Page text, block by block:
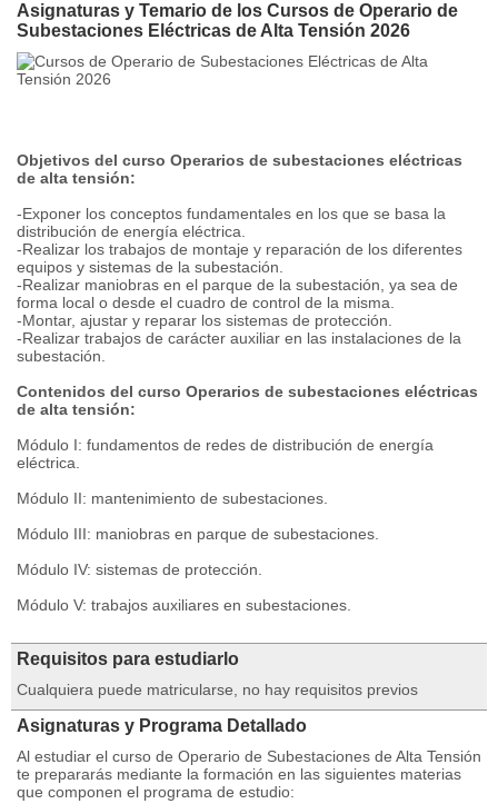
Asignaturas y Temario de los Cursos de Operario de
Subestaciones Eléctricas de Alta Tensión 2026
Objetivos del curso Operarios de subestaciones eléctricas
de alta tensión:
-Exponer los conceptos fundamentales en los que se basa la
distribución de energía eléctrica.
-Realizar los trabajos de montaje y reparación de los diferentes
equipos y sistemas de la subestación.
-Realizar maniobras en el parque de la subestación, ya sea de
forma local o desde el cuadro de control de la misma.
-Montar, ajustar y reparar los sistemas de protección.
-Realizar trabajos de carácter auxiliar en las instalaciones de la
subestación.
Contenidos del curso Operarios de subestaciones eléctricas
de alta tensión:
Módulo I: fundamentos de redes de distribución de energía
eléctrica.
Módulo II: mantenimiento de subestaciones.
Módulo III: maniobras en parque de subestaciones.
Módulo IV: sistemas de protección.
Módulo V: trabajos auxiliares en subestaciones.
Requisitos para estudiarlo
Cualquiera puede matricularse, no hay requisitos previos
Asignaturas y Programa Detallado
Al estudiar el curso de Operario de Subestaciones de Alta Tensión
te prepararás mediante la formación en las siguientes materias
que componen el programa de estudio: